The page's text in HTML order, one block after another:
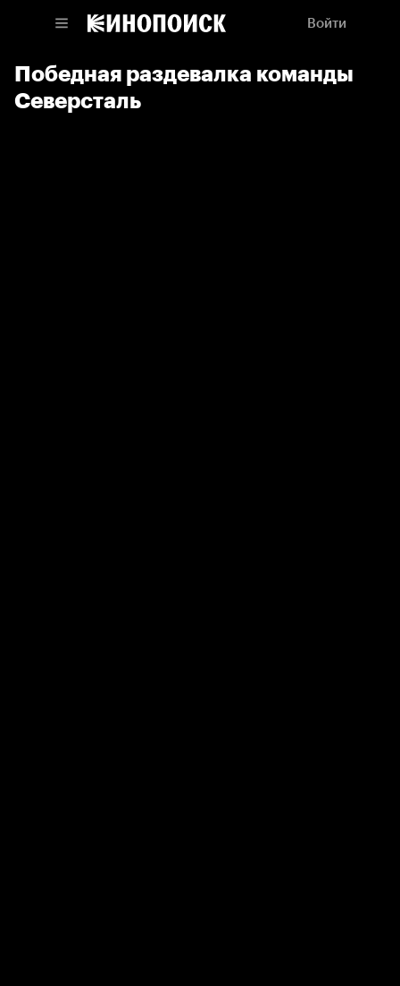
Войти
Победная раздевалка команды
Северсталь